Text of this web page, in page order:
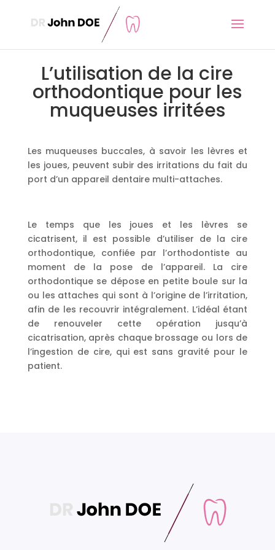
L’utilisation de la cire
orthodontique pour les
muqueuses irritées
Les muqueuses buccales, à savoir les lèvres et
les joues, peuvent subir des irritations du fait du
port d’un appareil dentaire multi-attaches.
Le temps que les joues et les lèvres se
cicatrisent, il est possible d’utiliser de la cire
orthodontique, confiée par l’orthodontiste au
moment de la pose de l’appareil. La cire
orthodontique se dépose en petite boule sur la
ou les attaches qui sont à l’origine de l’irritation,
afin de les recouvrir intégralement. L’idéal étant
de renouveler cette opération jusqu’à
cicatrisation, après chaque brossage ou lors de
l’ingestion de cire, qui est sans gravité pour le
patient.